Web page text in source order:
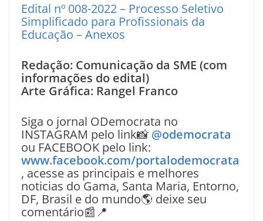
Edital nº 008-2022 – Processo Seletivo
Simplificado para Profissionais da
Educação – Anexos
Redação: Comunicação da SME (com
informações do edital)
Arte Gráfica: Rangel Franco
Siga o jornal ODemocrata no
INSTAGRAM pelo link📸 @odemocrata
ou FACEBOOK pelo link:
www.facebook.com/portalodemocrata
, acesse as principais e melhores
noticias do Gama, Santa Maria, Entorno,
DF, Brasil e do mundo🌎 deixe seu
comentário📰📍